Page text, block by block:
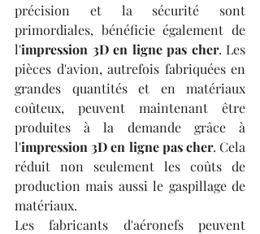
précision et la sécurité sont
primordiales, bénéficie également de
l'impression 3D en ligne pas cher. Les
pièces d'avion, autrefois fabriquées en
grandes quantités et en matériaux
coûteux, peuvent maintenant être
produites à la demande grâce à
l'impression 3D en ligne pas cher. Cela
réduit non seulement les coûts de
production mais aussi le gaspillage de
matériaux.
Les fabricants d'aéronefs peuvent